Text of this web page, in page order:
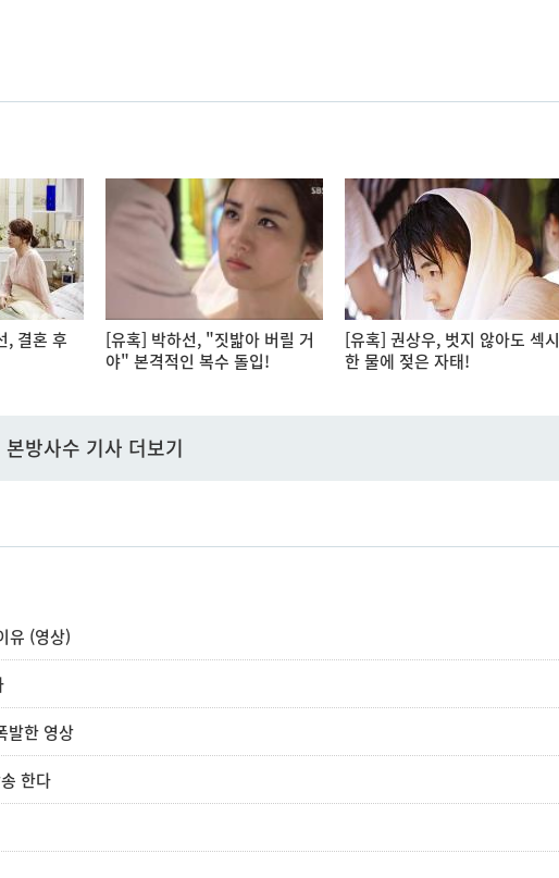
, 결혼 후
[유혹] 박하선, "짓밟아 버릴 거
야" 본격적인 복수 돌입!
[유혹] 권상우, 벗지 않아도 섹시
한 물에 젖은 자태!
본방사수 기사 더보기
유 (영상)
발한 영상
한다